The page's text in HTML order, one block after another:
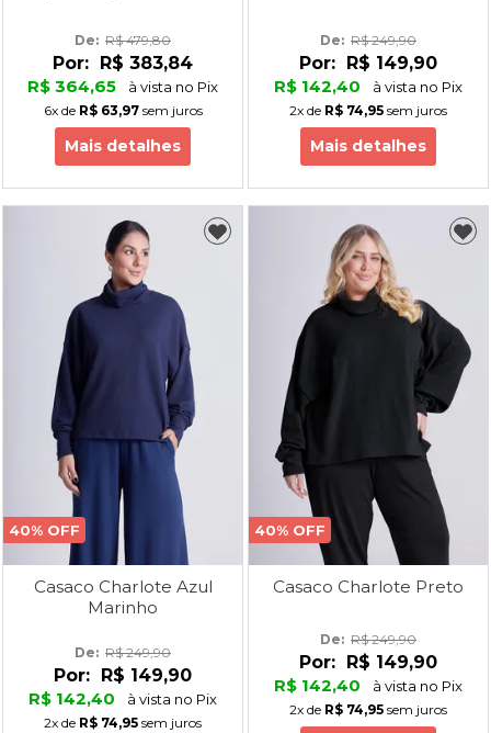
De: R$ 479,80
Por: R$ 383,84
R$ 364,65
à vista no Pix
6xde R$ 63,97sem juros
Mais detalhes
De: R$ 249,90
Por: R$ 149,90
R$ 142,40
à vista no Pix
2x de R$ 74,95 sem juros
Mais detalhes
40% OFF
Casaco Charlote Azul
Marinho
De: R$ 249,90
Por:
R$ 149,90
R$ 142,40
à vista no Pix
2x de R$ 74,95 sem juros
40% OFF
Casaco Charlote Preto
De: R$ 249,90
Por:
R$ 149,90
R$ 142,40
à vista no Pix
2x de R$ 74,95 sem juros